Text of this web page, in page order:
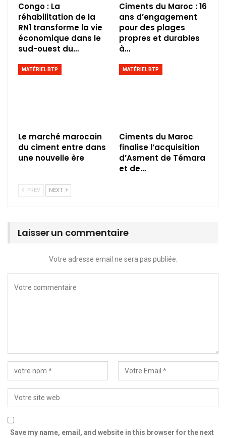
Congo : La
réhabilitation de la
RN1 transforme la vie
économique dans le
sud-ouest du…
Ciments du Maroc : 16
ans d’engagement
pour des plages
propres et durables
à…
MATÉRIEL BTP
Le marché marocain
du ciment entre dans
une nouvelle ère
MATÉRIEL BTP
Ciments du Maroc
finalise l’acquisition
d’Asment de Témara
et de…
PREV NEXT
Laisser un commentaire
Votre adresse email ne sera pas publiée.
Save my name, email, and website in this browser for the next